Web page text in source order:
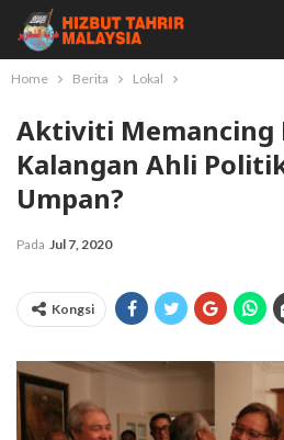
Home Berita Lokal
Aktiviti Memancing
Kalangan Ahli
Umpan?
Pada Jul 7, 2020
Kongsi